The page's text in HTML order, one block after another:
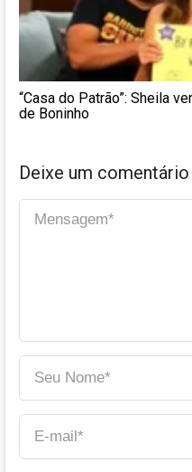
“Casa do Patrão”: Sheila
de Boninho
Deixe um comentário